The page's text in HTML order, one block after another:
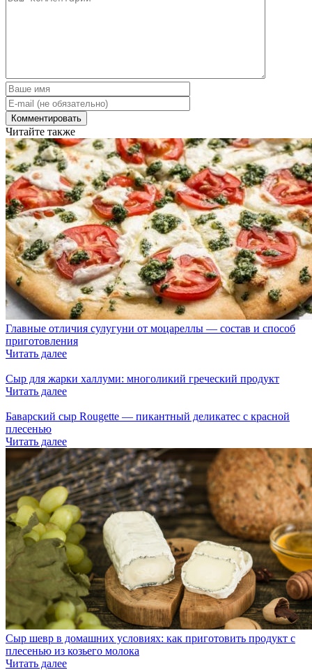
Читайте также
Главные отличия сулугуни от моцареллы — состав и способ
приготовления
Читать далее
Сыр для жарки халлуми: многоликий греческий продукт
Читать далее
Баварский сыр Rougette — пикантный деликатес с красной
плесенью
Читать далее
Сыр шевр в домашних условиях: как приготовить продукт с
плесенью из козьего молока
Читать далее